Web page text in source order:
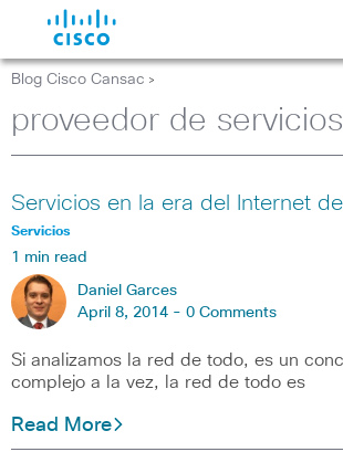
Blog Cisco Cansac >
proveedor de servicios
Servicios en la era del Internet
Servicios
1 min read
Daniel Garces
April 8, 2014 - 0 Comments
Si analizamos la red de todo, es un
complejo a la vez, la red de todo es
Read More